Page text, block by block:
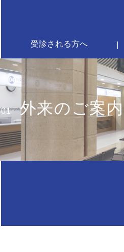
受診される方へ
01 外来のご案内